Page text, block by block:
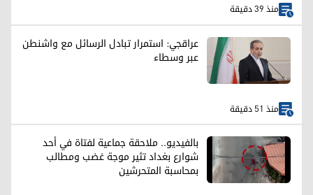
منذ 39 دقيقة
عراقجي: استمرار تبادل الرسائل مع واشنطن
عبر وسطاء
منذ 51 دقيقة
بالفيديو.. ملاحقة جماعية لفتاة في أحد
شوارع بغداد تثير موجة غضب ومطالب
بمحاسبة المتحرشين